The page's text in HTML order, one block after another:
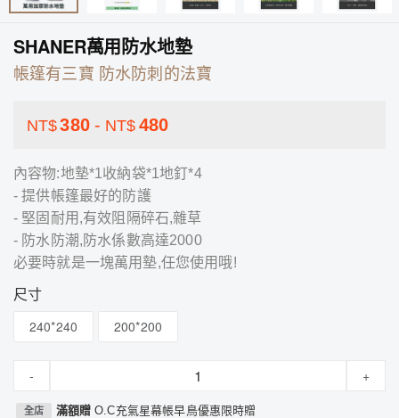
SHANER萬用防水地墊
帳篷有三寶 防水防刺的法寶
NT$380 - NT$ 480
內容物:地墊*1收納袋*1地釘*4
- 提供帳篷最好的防護
- 堅固耐用,有效阻隔碎石,雜草
- 防水防潮,防水係數高達2000
必要時就是一塊萬用墊,任您使用哦!
尺寸
240*240 200*200
- +
全店 滿額贈O.C充氣星幕帳早鳥優惠限時贈